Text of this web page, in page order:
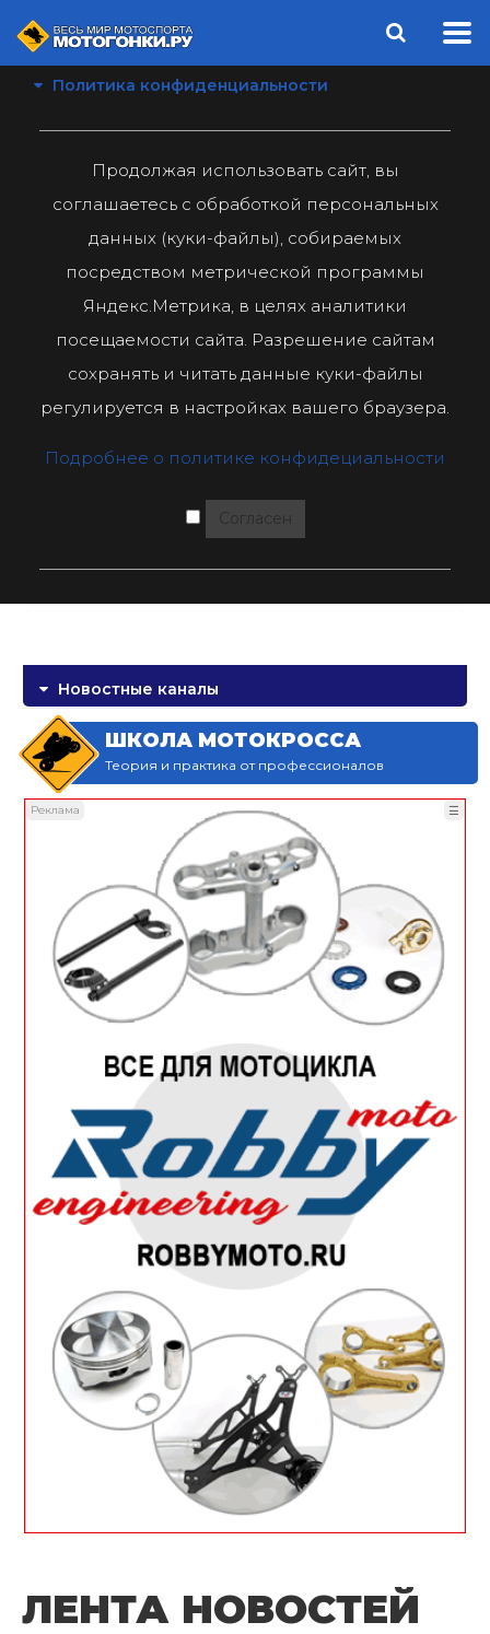
Политика конфиденциальности
Продолжая использовать сайт, вы
соглашаетесь с обработкой персональных
данных (куки-файлы), собираемых
посредством метрической программы
Яндекс.Метрика, в целях аналитики
посещаемости сайта. Разрешение сайтам
сохранять и читать данные куки-файлы
регулируется в настройках вашего браузера.
Подробнее о политике конфидециальности
Согласен
Новостные каналы
ШКОЛА МОТОКРОССА
Теория и практика от профессионалов
Реклама ☰
ЛЕНТА НОВОСТЕЙ